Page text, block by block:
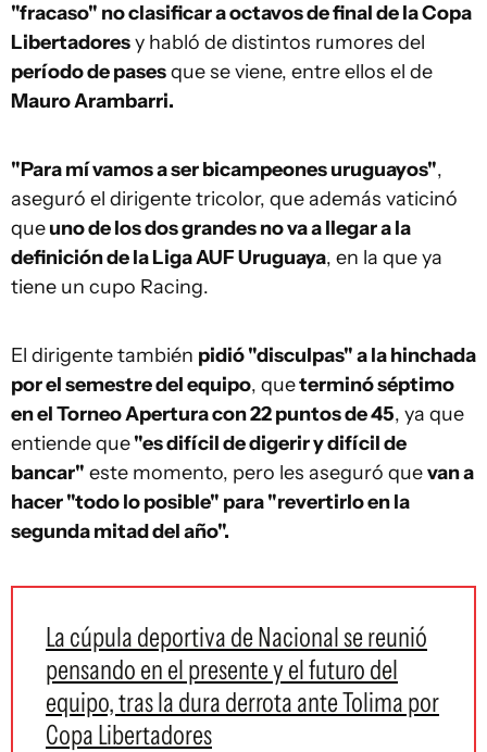
"fracaso" no clasificar a octavos de final de la Copa
Libertadoresy habló de distintos rumores del
período de pasesque se viene, entre ellos el de
Mauro Arambarri.
"Para mí vamos a ser bicampeones uruguayos",
aseguró el dirigente tricolor, que además vaticinó
queuno de los dos grandes no va a llegar a la
definición de la Liga AUF Uruguaya, en la que ya
tiene un cupo Racing.
El dirigente también pidió "disculpas" a la hinchada
por el semestre del equipo, queterminó séptimo
en el Torneo Apertura con 22 puntos de 45, ya que
entiende que"es difícil de digerir y difícil de
bancar" este momento, pero les aseguró quevan a
hacer "todo lo posible" para "revertirlo en la
segunda mitad del año".
La cúpula deportiva de Nacional se reunió
pensando en el presente y el futuro del
equipo, tras la dura derrota ante Tolima por
Copa Libertadores